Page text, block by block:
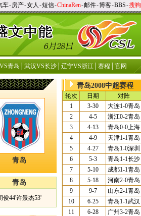
车-房产-女人 -短信-ChinaRen-邮件-博客-BBS-搜狗
青岛 武汉VS长沙 辽宁VS浙江 赛程 官网
青岛
青岛
俊44'许景杰53'
青岛2008中超赛程
轮次 日期
对阵
1
3-30 大连1-0青岛
2
4-5 浙江0-2青岛
3
4-13 青岛0-0上海
4
4-9 天津1-1青岛
5
4-27 青岛1-0深圳
6
5-3 青岛1-1长沙
7
5-10 成都1-1青岛
8
5-18 河南2-0青岛
9
9-7 山东2-1青岛
10
6-25 青岛1-1武汉
11
6-28 广州3-2青岛